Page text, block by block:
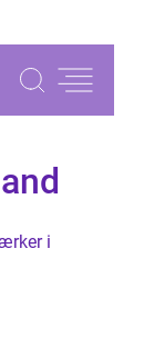
i